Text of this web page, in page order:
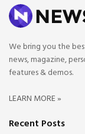
We bring you the
news, magazine,
features & demos.
LEARN MORE »
Recent Posts